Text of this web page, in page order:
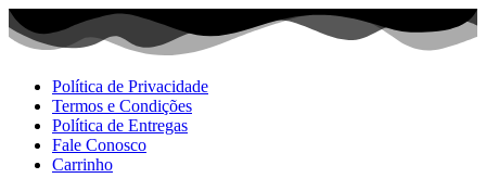
Ir
para
Política de Privacidade
Termos e Condições
Política de Entregas
Fale Conosco
Carrinho